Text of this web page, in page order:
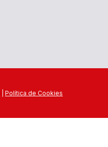
Política de Cookies